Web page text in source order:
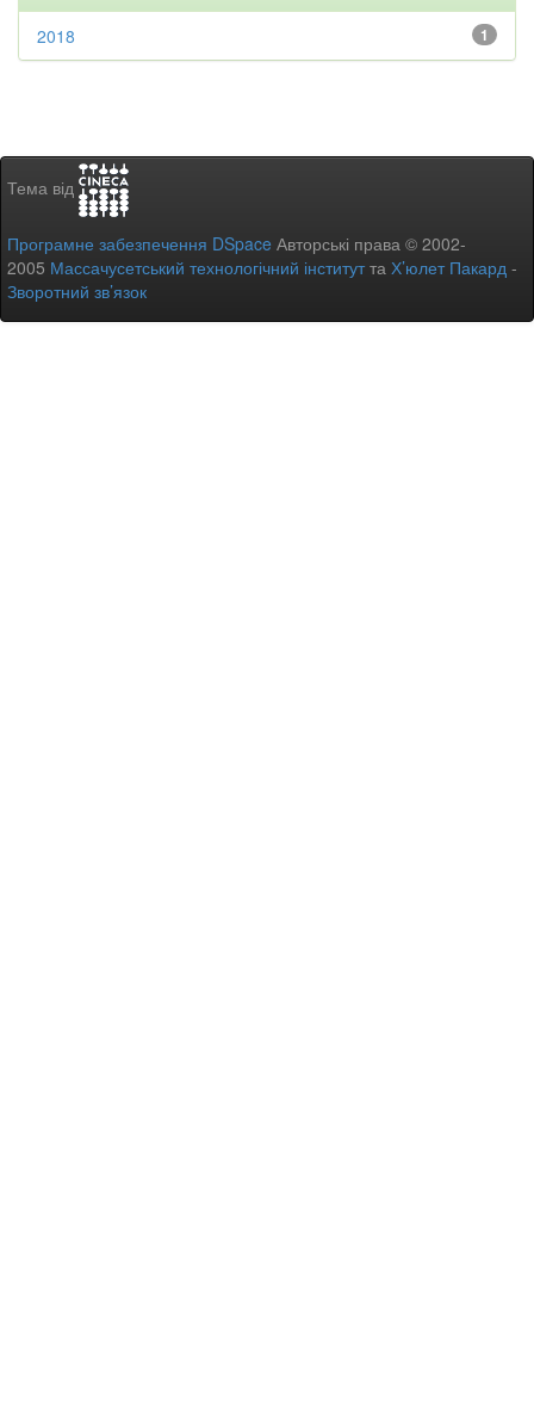
1
2018
Тема від
Програмне забезпечення DSpace Авторські права © 2002-
2005 Массачусетський технологічний інститутта Х’юлет Пакард -
Зворотний зв’язок